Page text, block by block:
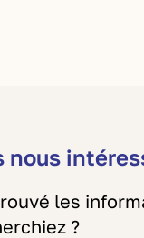
nous
les
?